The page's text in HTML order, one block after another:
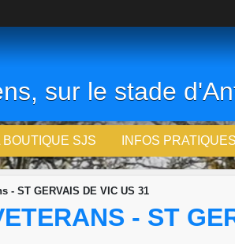
sur le stade
BOUTIQUE SJS INFOS PRATIQUES
- ST GERVAIS DE VIC US 31
- ST